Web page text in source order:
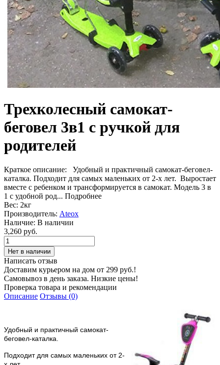
Трехколесный самокат-
беговел 3в1 с ручкой для
родителей
Краткое описание:
Удобный и практичный самокат-беговел-
каталка. Подходит для самых маленьких от 2-х лет. Выростает
вместе с ребенком и трансформируется в самокат. Модель 3 в
1 с удобной род... Подробнее
Вес: 2кг
Производитель: Ateox
Наличие: В наличии
3,260 руб.
Написать отзыв
Доставим курьером на дом от 299 руб.!
Самовывоз в день заказа. Низкие цены!
Проверка товара и рекомендации
Описание Отзывы (0)
Удобный и практичный самокат-
беговел-каталка.
Подходит для самых маленьких от 2-